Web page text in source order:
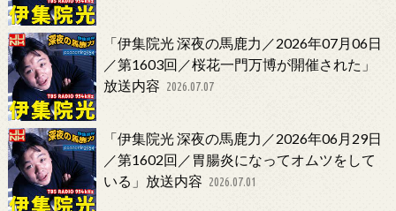
「伊集院光 深夜の馬鹿力／2026年07月06日
／第1603回／桜花一門万博が開催された」
放送内容 2026.07.07
「伊集院光 深夜の馬鹿力／2026年06月29日
／第1602回／胃腸炎になってオムツをして
いる」放送内容 2026.07.01